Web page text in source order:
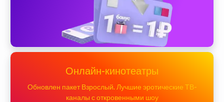
Онлайн-кинотеатры
Обновлен пакет Взрослый. Лучшие эротические ТВ-
каналы с откровенными шоу